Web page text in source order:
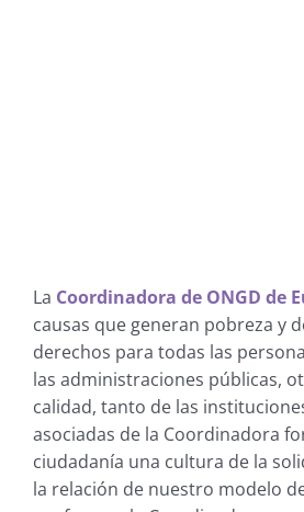
La Coordinadora de ONGD de
causas que generan pobreza y
derechos para todas las
las administraciones públicas,
calidad, tanto de las
asociadas de la Coordinadora
ciudadanía una cultura de la
la relación de nuestro modelo